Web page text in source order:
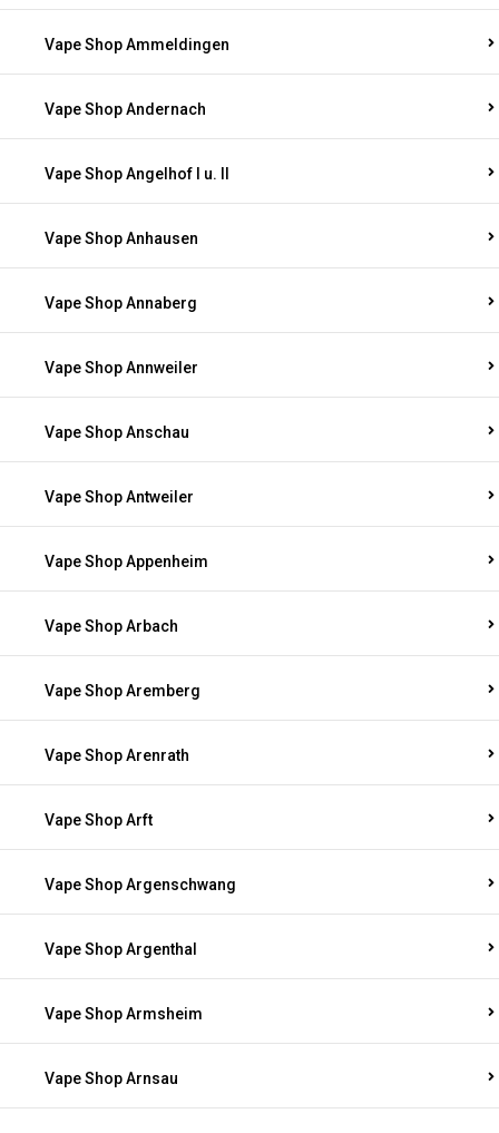
Vape Shop Ammeldingen
Vape Shop Andernach
Vape Shop Angelhof I u. II
Vape Shop Anhausen
Vape Shop Annaberg
Vape Shop Annweiler
Vape Shop Anschau
Vape Shop Antweiler
Vape Shop Appenheim
Vape Shop Arbach
Vape Shop Aremberg
Vape Shop Arenrath
Vape Shop Arft
Vape Shop Argenschwang
Vape Shop Argenthal
Vape Shop Armsheim
Vape Shop Arnsau